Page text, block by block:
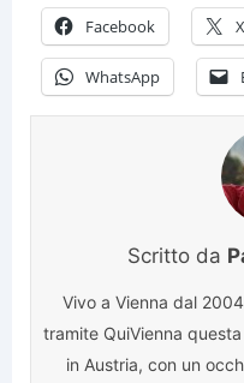
Facebook X
WhatsApp
Scritto da
Vivo a Vienna dal
tramite QuiVienna
in Austria, con un